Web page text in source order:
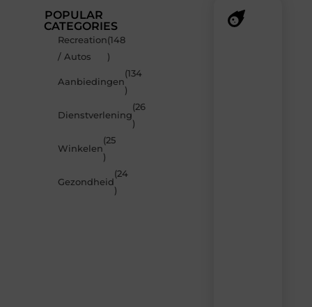
POPULAR
CATEGORIES
Recreation
/ Autos
(148
)
Aanbiedingen
(134
)
Dienstverlening
(26
)
Winkelen
(25
)
Gezondheid
(24
)